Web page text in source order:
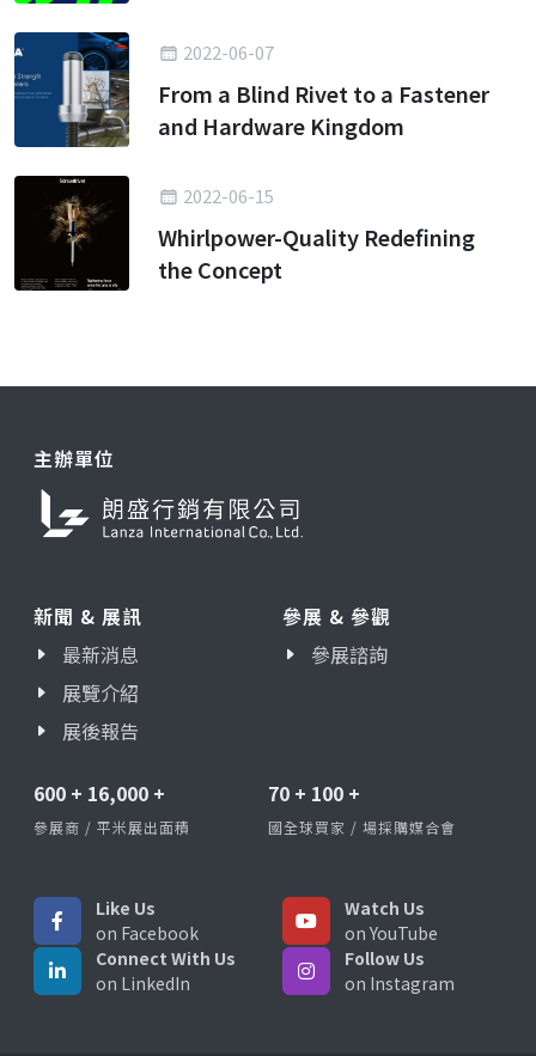
2022-06-07
From a Blind Rivet to a Fastener
and Hardware Kingdom
2022-06-15
Whirlpower-Quality Redefining
the Concept
主辦單位
新聞 & 展訊
最新消息
展覽介紹
展後報告
參展 & 參觀
參展諮詢
600 + 16,000 +
參展商 / 平米展出面積
70 + 100 +
國全球買家 / 場採購媒合會
Like Us
on Facebook
Watch Us
on YouTube
Connect With Us
on LinkedIn
Follow Us
on Instagram